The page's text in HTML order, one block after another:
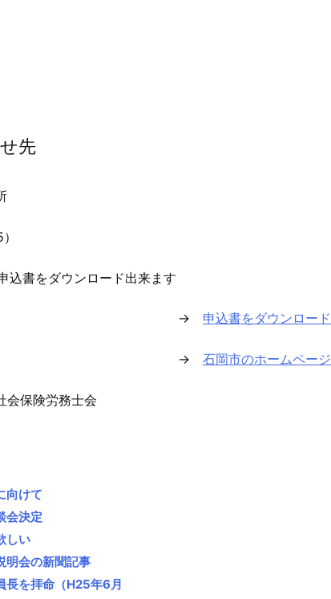
先
込書をダウンロード出来ます
→ 申込書をダウンロード
→ 石岡市のホームページ
会保険労務士会
向けて
会決定
しい
明会の新聞記事
長を拝命（H25年6月